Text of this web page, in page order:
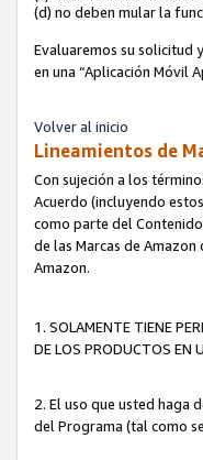
(d) no deben mular la
Evaluaremos su solicitud
en una “Aplicación Móvil
Volver al inicio
Lineamientos de
Con sujeción a los
Acuerdo (incluyendo
como parte del
de las Marcas de
Amazon.
1. SOLAMENTE TIENE
DE LOS PRODUCTOS EN
2. El uso que usted haga
del Programa (tal como